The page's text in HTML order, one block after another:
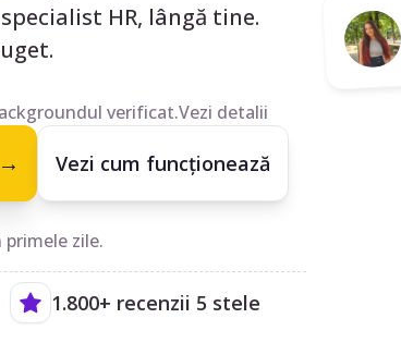
HR, lângă tine.
verificat.Vezi detalii
Vezi cum funcționează
zile.
1.800+ recenzii 5 stele